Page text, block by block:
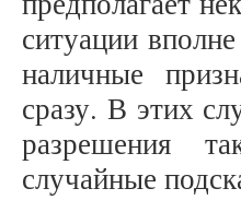
ситуации
наличные
сразу. В этих
разрешения
случайные